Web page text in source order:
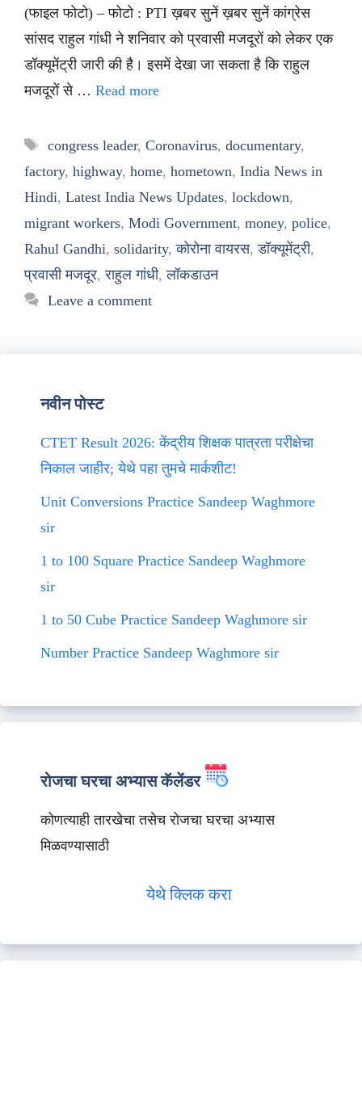
(फाइल फोटो) – फोटो : PTI ख़बर सुनें ख़बर सुनें कांग्रेस
सांसद राहुल गांधी ने शनिवार को प्रवासी मजदूरों को लेकर एक
डॉक्यूमेंट्री जारी की है। इसमें देखा जा सकता है कि राहुल
मजदूरों से … Read more
Tags
congress leader, Coronavirus, documentary,
factory, highway, home, hometown, India News in
Hindi, Latest India News Updates, lockdown,
migrant workers, Modi Government, money, police,
Rahul Gandhi, solidarity,कोरोना वायरस,डॉक्यूमेंट्री,
प्रवासी मजदूर,राहुल गांधी,लॉकडाउन
Leave a comment
नवीन पोस्ट
CTET Result 2026: केंद्रीय शिक्षक पात्रता परीक्षेचा
निकाल जाहीर; येथे पहा तुमचे मार्कशीट!
Unit Conversions Practice Sandeep Waghmore
sir
1 to 100 Square Practice Sandeep Waghmore
sir
1 to 50 Cube Practice Sandeep Waghmore sir
Number Practice Sandeep Waghmore sir
रोजचा घरचा अभ्यास कॅलेंडर
कोणत्याही तारखेचा तसेच रोजचा घरचा अभ्यास
मिळवण्यासाठी
येथे क्लिक करा